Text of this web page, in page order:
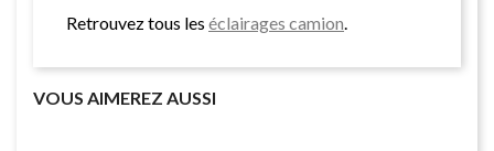
Retrouvez tous les éclairages camion.
VOUS AIMEREZ AUSSI